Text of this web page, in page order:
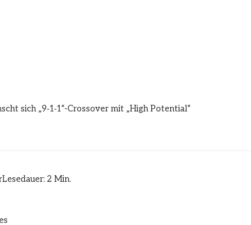
sich „9‑1‑1“-Crossover mit „High Potential“
Lesedauer: 2 Min.